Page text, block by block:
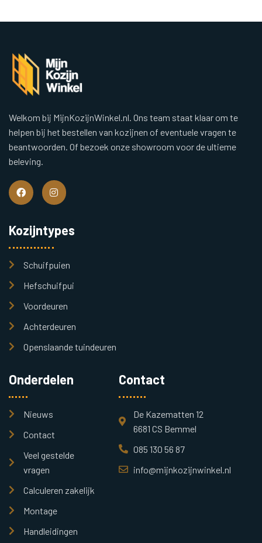
Welkom bij MijnKozijnWinkel.nl. Ons team staat klaar om te
helpen bij het bestellen van kozijnen of eventuele vragen te
beantwoorden. Of bezoek onze showroom voor de ultieme
beleving.
Kozijntypes
Schuifpuien
Hefschuifpui
Voordeuren
Achterdeuren
Openslaande tuindeuren
Onderdelen
Nieuws
Contact
Veel gestelde
vragen
Calculeren zakelijk
Montage
Handleidingen
Contact
De Kazematten 12
6681 CS Bemmel
085 130 56 87
info@mijnkozijnwinkel.nl